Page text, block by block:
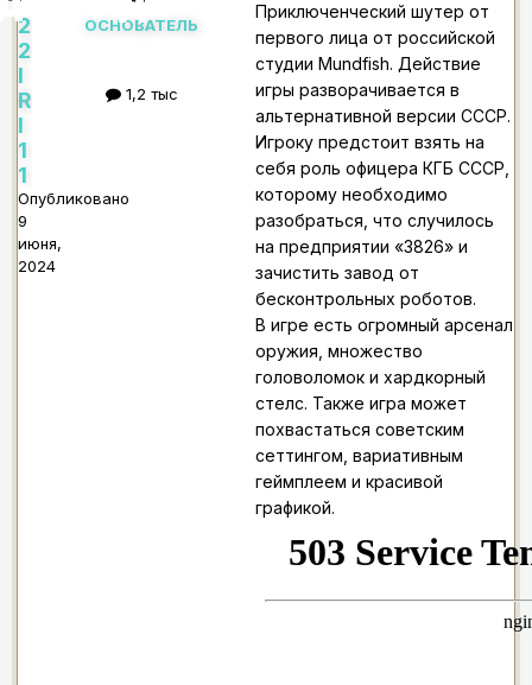
2
2
I
R
I
1
1
Опубликовано
9
июня,
2024
ОСНОВАТЕЛЬ
1,2 тыс
Приключенческий шутер от
первого лица от российской
студии Mundfish. Действие
игры разворачивается в
альтернативной версии СССР.
Игроку предстоит взять на
себя роль офицера КГБ СССР,
которому необходимо
разобраться, что случилось
на предприятии «3826» и
зачистить завод от
бесконтрольных роботов.
В игре есть огромный арсенал
оружия, множество
головоломок и хардкорный
стелс. Также игра может
похвастаться советским
сеттингом, вариативным
геймплеем и красивой
графикой.